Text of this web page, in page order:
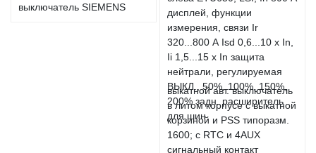
выключатель SIEMENS
выкатной авт. выключатель
в литом корпусе с выкатной
корзиной и PSS типоразм.
1600; с RTC и 4AUX
сигнальный контакт